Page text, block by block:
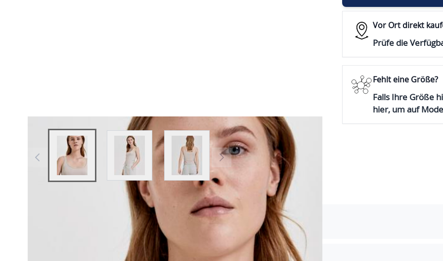
View larger imageView larger image View larger image
Vor Ort direkt
Prüfe die
Fehlt eine Größe?
Falls Ihre Größe
hier, um auf